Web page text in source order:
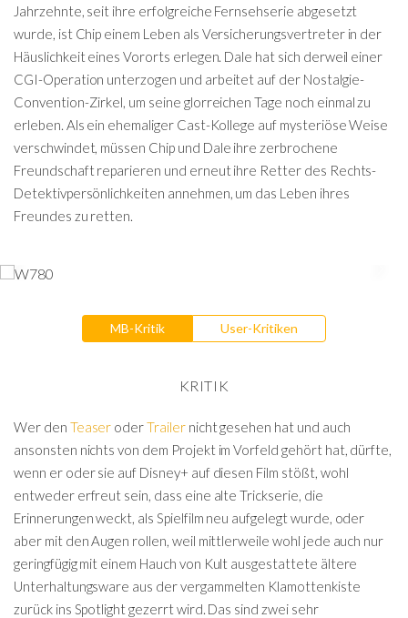
Jahrzehnte, seit ihre erfolgreiche Fernsehserie abgesetzt
wurde, ist Chip einem Leben als Versicherungsvertreter in der
Häuslichkeit eines Vororts erlegen. Dale hat sich derweil einer
CGI-Operation unterzogen und arbeitet auf der Nostalgie-
Convention-Zirkel, um seine glorreichen Tage noch einmal zu
erleben. Als ein ehemaliger Cast-Kollege auf mysteriöse Weise
verschwindet, müssen Chip und Dale ihre zerbrochene
Freundschaft reparieren und erneut ihre Retter des Rechts-
Detektivpersönlichkeiten annehmen, um das Leben ihres
Freundes zu retten.
MB-Kritik User-Kritiken
KRITIK
Wer den Teaser oderTrailer nicht gesehen hat und auch
ansonsten nichts von dem Projekt im Vorfeld gehört hat, dürfte,
wenn er oder sie auf Disney+ auf diesen Film stößt, wohl
entweder erfreut sein, dass eine alte Trickserie, die
Erinnerungen weckt, als Spielfilm neu aufgelegt wurde, oder
aber mit den Augen rollen, weil mittlerweile wohl jede auch nur
geringfügig mit einem Hauch von Kult ausgestattete ältere
Unterhaltungsware aus der vergammelten Klamottenkiste
zurück ins Spotlight gezerrt wird. Das sind zwei sehr